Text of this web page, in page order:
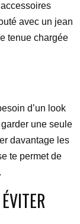
avec un jean
tenue chargée
d’un look
une seule
davantage les
te permet de